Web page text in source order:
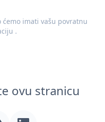
ćemo imati vašu povratnu
.
ovu stranicu